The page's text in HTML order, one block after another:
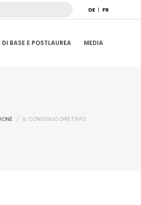
DE | FR
BASE E POSTLAUREA MEDIA
IL CONSIGLIO DIRETTIVO